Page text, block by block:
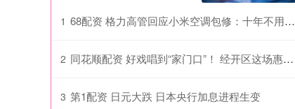
1 68配资 格力高管回应小米空调包修：十年不用修才是实力
2 同花顺配资 好戏唱到“家门口”！ 经开区这场惠民演出让居民过足“戏瘾”！
3 第1配资 日元大跌 日本央行加息进程生变